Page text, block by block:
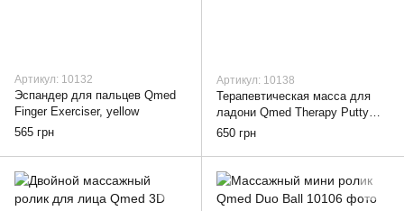
Артикул: 10132
Эспандер для пальцев Qmed
Finger Exerciser, yellow
565 грн
Артикул: 10138
Терапевтическая масса для
ладони Qmed Therapy Putty
Очень мягкая, Зеленая
650 грн